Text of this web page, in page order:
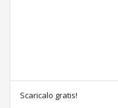
Scaricalo gratis!